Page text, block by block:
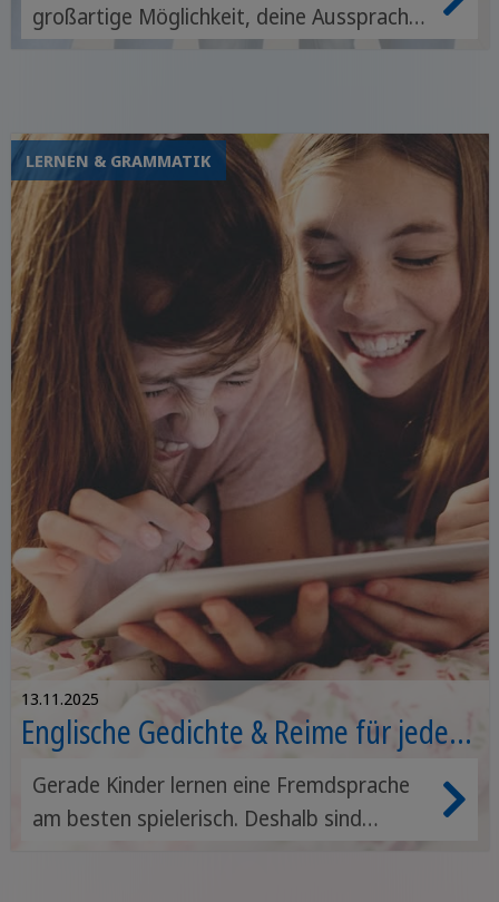
großartige Möglichkeit, deine Aussprache
zu testen und zu üben. Wir zeigen dir, wie
Level zu bringen.
LERNEN & GRAMMATIK
13.11.2025
Englische Gedichte & Reime für jeden
Anlass
Gerade Kinder lernen eine Fremdsprache
am besten spielerisch. Deshalb sind